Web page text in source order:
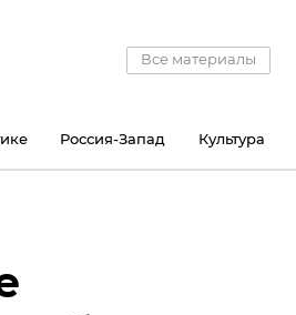
Все материалы
Россия-Запад Культура